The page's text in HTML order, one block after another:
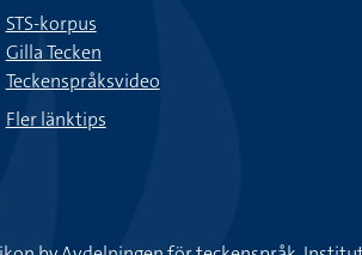
STS-korpus
Gilla Tecken
Teckenspråksvideo
Fler länktips